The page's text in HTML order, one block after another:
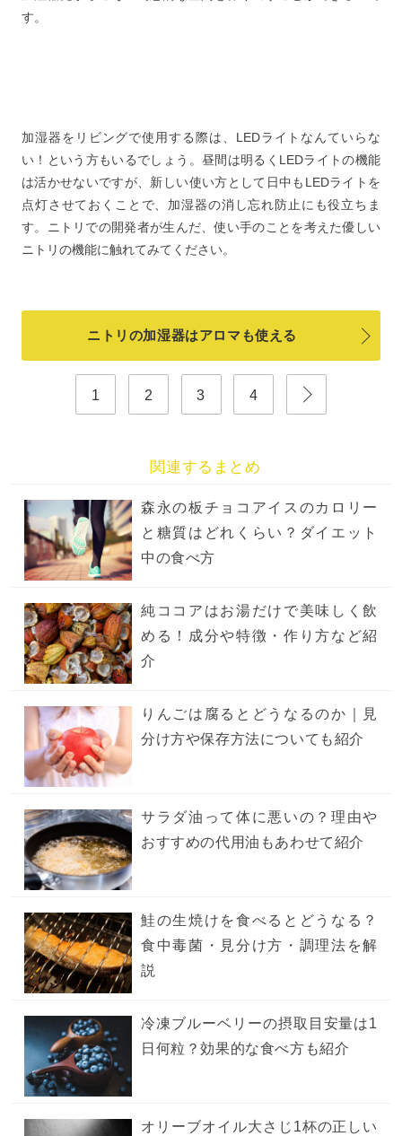
す。
加湿器をリビングで使用する際は、LEDライトなんていらな
い！という方もいるでしょう。昼間は明るくLEDライトの機能
は活かせないですが、新しい使い方として日中もLEDライトを
点灯させておくことで、加湿器の消し忘れ防止にも役立ちま
す。ニトリでの開発者が生んだ、使い手のことを考えた優しい
ニトリの機能に触れてみてください。
ニトリの加湿器はアロマも使える
1 2 3 4
関連するまとめ
森永の板チョコアイスのカロリー
と糖質はどれくらい？ダイエット
中の食べ方
純ココアはお湯だけで美味しく飲
める！成分や特徴・作り方など紹
介
りんごは腐るとどうなるのか｜見
分け方や保存方法についても紹介
サラダ油って体に悪いの？理由や
おすすめの代用油もあわせて紹介
鮭の生焼けを食べるとどうなる？
食中毒菌・見分け方・調理法を解
説
冷凍ブルーベリーの摂取目安量は1
日何粒？効果的な食べ方も紹介
オリーブオイル大さじ1杯の正しい